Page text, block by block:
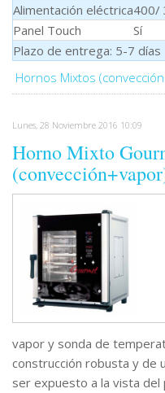
Alimentación eléctrica400/
Panel Touch
Sí
Plazo de entrega: 5-7 días
Hornos Mixtos
Lunes, 28 Noviembre 2016 10:09
Horno Mixto
vapor y sonda de
construcción robusta y de
ser expuesto a la vista del